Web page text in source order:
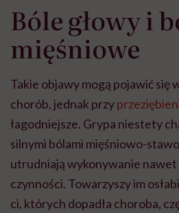
Bóle głowy i
mięśniowe
Takie objawy mogą pojawić się
chorób, jednak przy
łagodniejsze. Grypa niestety
silnymi bólami mięśniowo-
utrudniają wykonywanie
czynności. Towarzyszy im
ci, których dopadła choroba,